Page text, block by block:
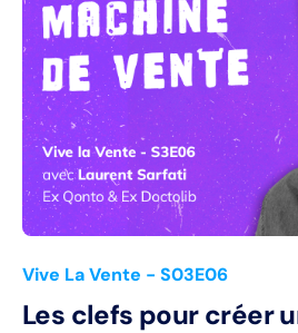
Vive La Vente - S03E06
Les clefs pour créer